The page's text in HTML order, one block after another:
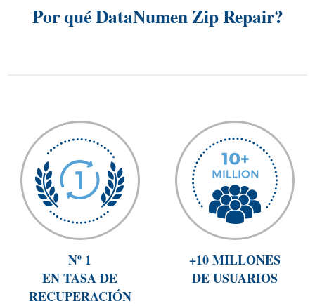
Por qué DataNumen Zip Repair?
Nº 1
EN TASA DE
RECUPERACIÓN
+10 MILLONES
DE USUARIOS